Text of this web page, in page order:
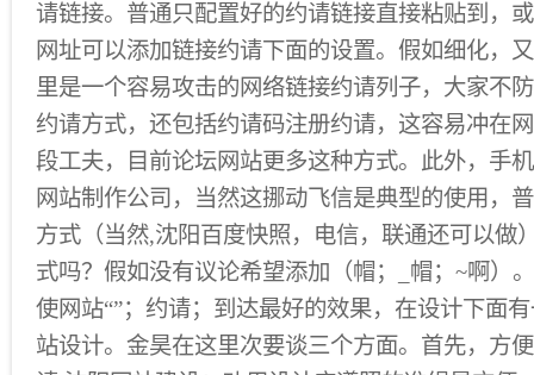
请链接。普通只配置好的约请链接直接粘贴到，
网址可以添加链接约请下面的设置。假如细化，
里是一个容易攻击的网络链接约请列子，大家不
约请方式，还包括约请码注册约请，这容易冲在
段工夫，目前论坛网站更多这种方式。此外，手
网站制作公司，当然这挪动飞信是典型的使用，
方式（当然,沈阳百度快照，电信，联通还可以做
式吗？假如没有议论希望添加（帽；_帽；~啊）
使网站“”；约请；到达最好的效果，在设计下面
站设计。金昊在这里次要谈三个方面。首先，方